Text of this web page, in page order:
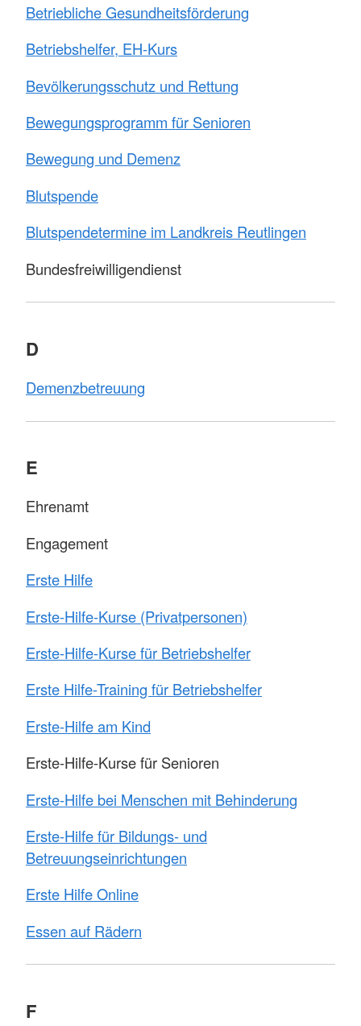
Betriebliche Gesundheitsförderung
Betriebshelfer, EH-Kurs
Bevölkerungsschutz und Rettung
Bewegungsprogramm für Senioren
Bewegung und Demenz
Blutspende
Blutspendetermine im Landkreis Reutlingen
Bundesfreiwilligendienst
D
Demenzbetreuung
E
Ehrenamt
Engagement
Erste Hilfe
Erste-Hilfe-Kurse (Privatpersonen)
Erste-Hilfe-Kurse für Betriebshelfer
Erste Hilfe-Training für Betriebshelfer
Erste-Hilfe am Kind
Erste-Hilfe-Kurse für Senioren
Erste-Hilfe bei Menschen mit Behinderung
Erste-Hilfe für Bildungs- und
Betreuungseinrichtungen
Erste Hilfe Online
Essen auf Rädern
F